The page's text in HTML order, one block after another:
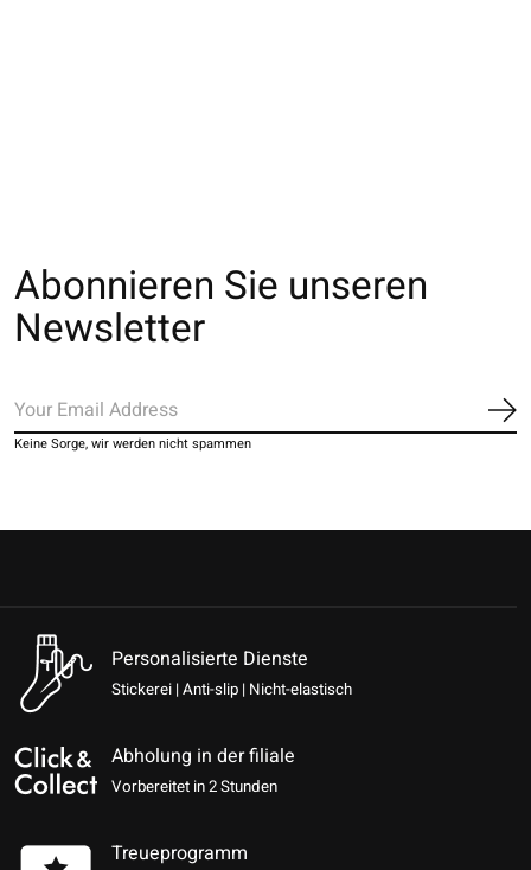
Abonnieren Sie unseren
Newsletter
Keine Sorge, wir werden nicht spammen
Personalisierte Dienste
Stickerei | Anti-slip | Nicht-elastisch
Abholung in der filiale
Vorbereitet in 2 Stunden
Treueprogramm